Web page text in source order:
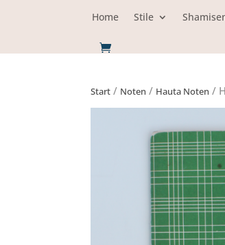
Home Stile
Start / Noten / Hauta Noten /